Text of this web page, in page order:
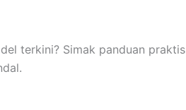
terkini? Simak panduan praktis